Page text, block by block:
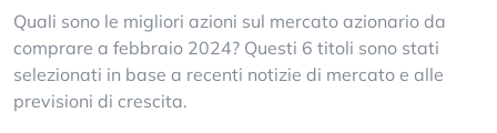
Quali sono le migliori azioni sul mercato azionario da
comprare a febbraio 2024? Questi 6 titoli sono stati
selezionati in base a recenti notizie di mercato e alle
previsioni di crescita.